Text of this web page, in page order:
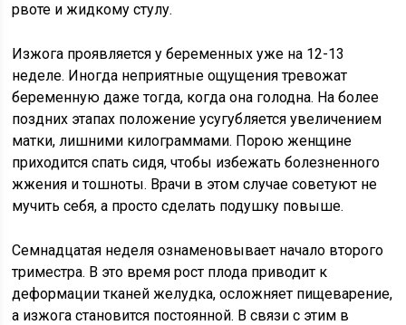
рвоте и жидкому стулу.
Изжога проявляется у беременных уже на 12-13
неделе. Иногда неприятные ощущения тревожат
беременную даже тогда, когда она голодна. На более
поздних этапах положение усугубляется увеличением
матки, лишними килограммами. Порою женщине
приходится спать сидя, чтобы избежать болезненного
жжения и тошноты. Врачи в этом случае советуют не
мучить себя, а просто сделать подушку повыше.
Семнадцатая неделя ознаменовывает начало второго
триместра. В это время рост плода приводит к
деформации тканей желудка, осложняет пищеварение,
а изжога становится постоянной. В связи с этим в